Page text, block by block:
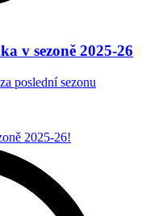
v sezoně 2025-26
poslední sezonu